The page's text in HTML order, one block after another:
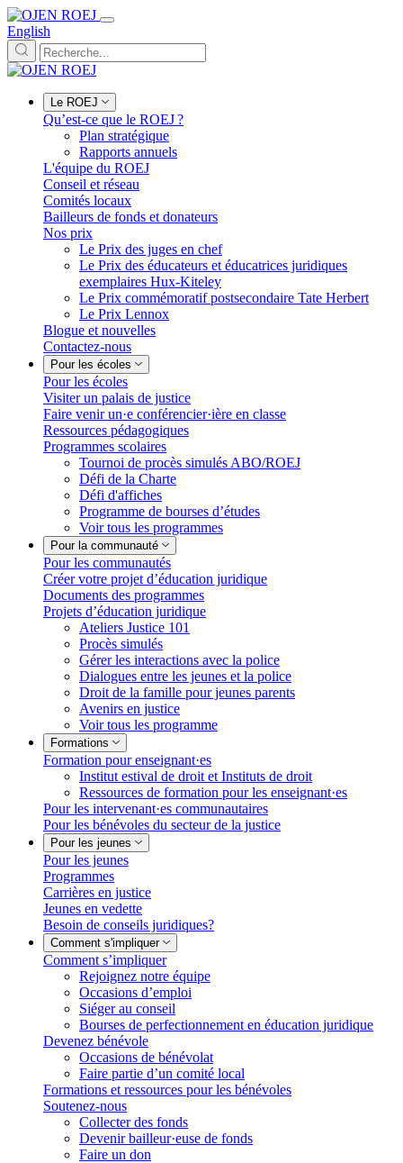
English
Le ROEJ
Qu’est-ce que le ROEJ ?
Plan stratégique
Rapports annuels
L'équipe du ROEJ
Conseil et réseau
Comités locaux
Bailleurs de fonds et donateurs
Nos prix
Le Prix des juges en chef
Le Prix des éducateurs et éducatrices juridiques
exemplaires Hux-Kiteley
Le Prix commémoratif postsecondaire Tate Herbert
Le Prix Lennox
Blogue et nouvelles
Contactez-nous
Pour les écoles
Pour les écoles
Visiter un palais de justice
Faire venir un·e conférencier·ière en classe
Ressources pédagogiques
Programmes scolaires
Tournoi de procès simulés ABO/ROEJ
Défi de la Charte
Défi d'affiches
Programme de bourses d’études
Voir tous les programmes
Pour la communauté
Pour les communautés
Créer votre projet d’éducation juridique
Documents des programmes
Projets d’éducation juridique
Ateliers Justice 101
Procès simulés
Gérer les interactions avec la police
Dialogues entre les jeunes et la police
Droit de la famille pour jeunes parents
Avenirs en justice
Voir tous les programme
Formations
Formation pour enseignant·es
Institut estival de droit et Instituts de droit
Ressources de formation pour les enseignant·es
Pour les intervenant·es communautaires
Pour les bénévoles du secteur de la justice
Pour les jeunes
Pour les jeunes
Programmes
Carrières en justice
Jeunes en vedette
Besoin de conseils juridiques?
Comment s'impliquer
Comment s’impliquer
Rejoignez notre équipe
Occasions d’emploi
Siéger au conseil
Bourses de perfectionnement en éducation juridique
Devenez bénévole
Occasions de bénévolat
Faire partie d’un comité local
Formations et ressources pour les bénévoles
Soutenez-nous
Collecter des fonds
Devenir bailleur·euse de fonds
Faire un don